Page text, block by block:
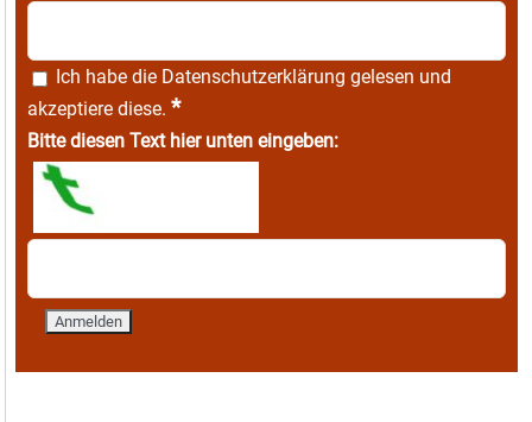
Ich habe die Datenschutzerklärung gelesen und
akzeptiere diese. *
Bitte diesen Text hier unten eingeben: